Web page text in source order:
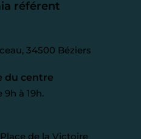
référent
34500 Béziers
du centre
à 19h.
Place de la Victoire